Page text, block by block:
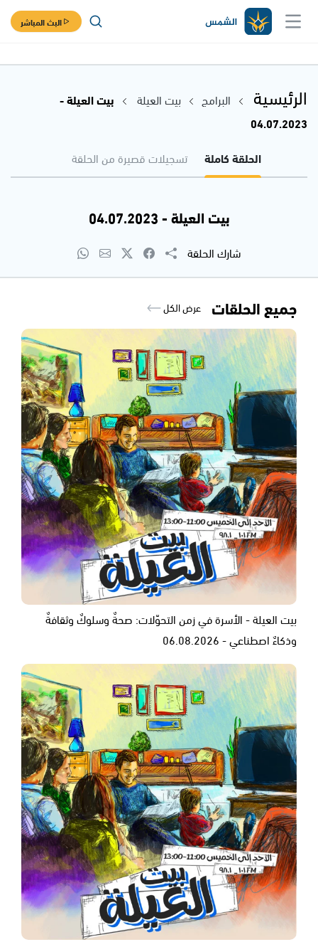
البث المباشر
الرئيسية البرامج بيت العيلة
بيت العيلة -
04.07.2023
الحلقة كاملة
تسجيلات قصيرة من الحلقة
بيت العيلة - 04.07.2023
شارك الحلقة
جميع الحلقات عرض الكل
بيت العيلة - الأسرة في زمن التحوّلات: صحةٌ وسلوكٌ وثقافةٌ
وذكاءٌ اصطناعي - 06.08.2026